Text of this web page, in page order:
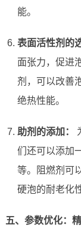
能。
表面活性剂的
面张力，促进
剂，可以改善
绝热性能。
助剂的添加：
们还可以添加
等。阻燃剂可
硬泡的耐老化
五、参数优化：